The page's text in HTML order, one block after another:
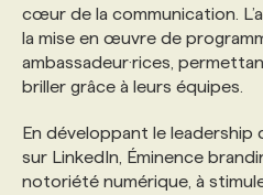
cœur de la communication.
la mise en œuvre de
ambassadeur·rices,
briller grâce à leurs équipes.
En développant le leadership
sur LinkedIn, Éminence
notoriété numérique, à